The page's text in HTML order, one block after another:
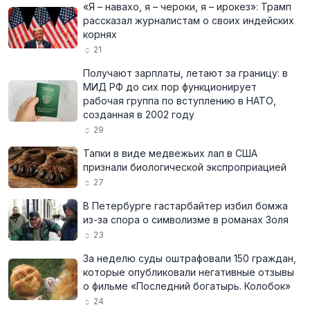
«Я – навахо, я – чероки, я – ирокез»: Трамп
рассказал журналистам о своих индейских
корнях
21
Получают зарплаты, летают за границу: в
МИД РФ до сих пор функционирует
рабочая группа по вступлению в НАТО,
созданная в 2002 году
29
Тапки в виде медвежьих лап в США
признали биологической экспроприацией
27
В Петербурге гастарбайтер избил бомжа
из-за спора о символизме в романах Золя
23
За неделю суды оштрафовали 150 граждан,
которые опубликовали негативные отзывы
о фильме «Последний богатырь. Колобок»
24